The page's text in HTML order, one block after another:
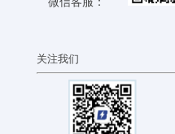
微信客服：
关注我们